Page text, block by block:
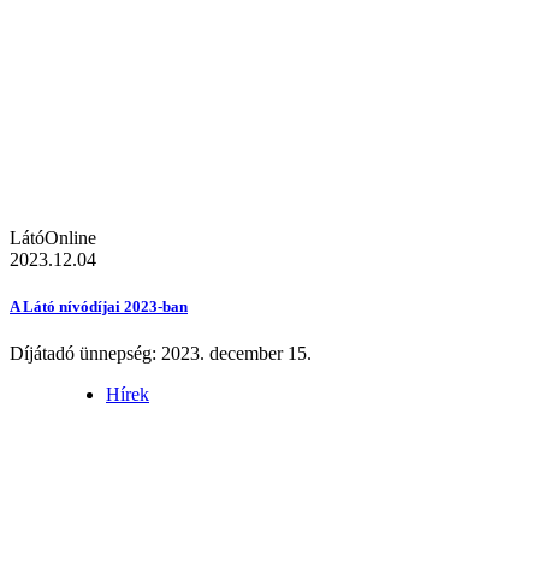
LátóOnline
2023.12.04
A Látó nívódíjai 2023-ban
Díjátadó ünnepség: 2023. december 15.
Hírek